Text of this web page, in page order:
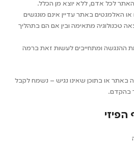
לכל אדם, ללא יוצא מן הכלל.
האלמנטים באתר עדיין אינם מונגשים
טכנולוגיה מתאימה ובין אם הם בתהליך
ההנגשה ומתחייבים לעשות זאת ברמה
באתר או בתוכן שאינו נגיש – נשמח לקבל
בהקדם.
הפיזי